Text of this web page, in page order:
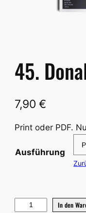
45.
7,90€
Print oder PDF.
Ausführung
In den